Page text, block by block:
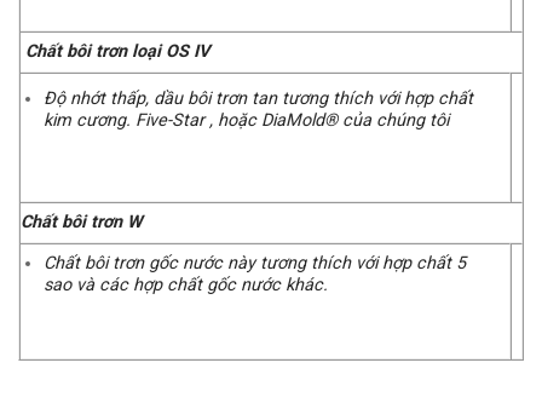
Chất bôi trơn loại OS IV
Độ nhớt thấp, dầu bôi trơn tan tương thích với hợp chất
kim cương. Five-Star , hoặc DiaMold® của chúng tôi
Chất bôi trơn W
Chất bôi trơn gốc nước này tương thích với hợp chất 5
sao và các hợp chất gốc nước khác.